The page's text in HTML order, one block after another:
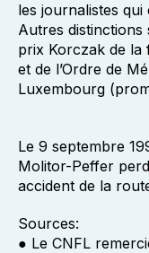
les journalistes
Autres
prix Korczak de la
et de l’Ordre de
Luxembourg
Le 9 septembre
Molitor-Peffer
accident de la
Sources:
● Le CNFL